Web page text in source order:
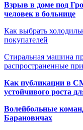
Взрыв в доме под
человек в больнице
Как выбрать
покупателей
Стиральная машина
распространенные
Как публикации в
устойчивого роста
Волейбольные
Барановичах